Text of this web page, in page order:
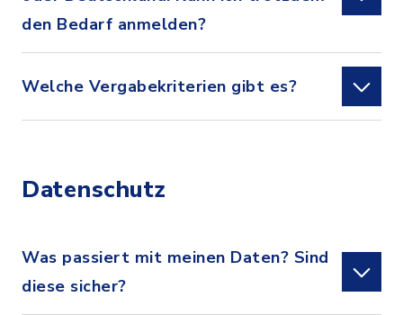
den Bedarf anmelden?
Welche Vergabekriterien gibt es?
Datenschutz
Was passiert mit meinen Daten? Sind
diese sicher?